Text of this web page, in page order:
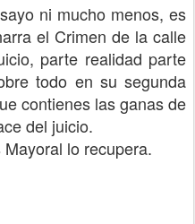
ni mucho menos, es
el Crimen de la calle
parte realidad parte
todo en su segunda
contienes las ganas de
del juicio.
lo recupera.